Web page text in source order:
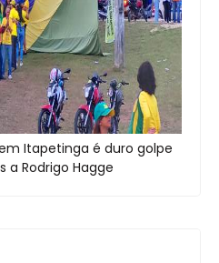
Itapetinga é duro golpe
a Rodrigo Hagge